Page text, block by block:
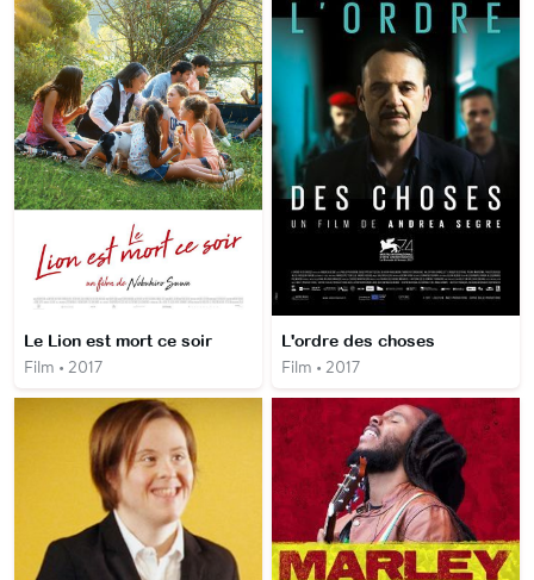
Le Lion est mort ce soir
Film • 2017
L'ordre des choses
Film • 2017